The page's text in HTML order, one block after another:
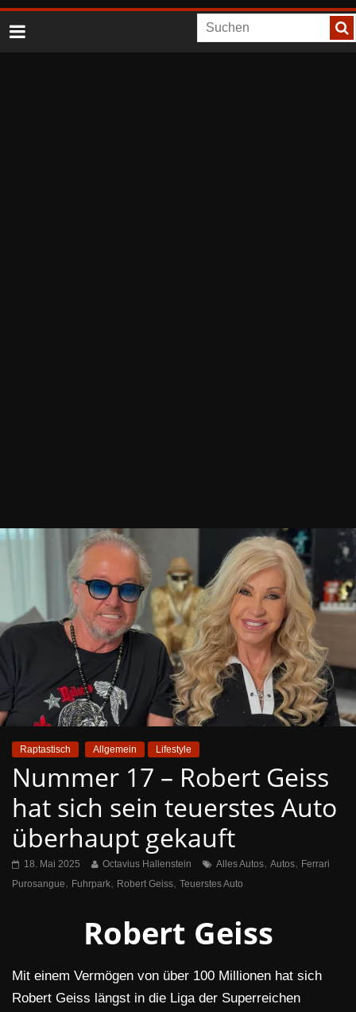
Raptastisch Allgemein Lifestyle
Nummer 17 – Robert Geiss
hat sich sein teuerstes Auto
überhaupt gekauft
18. Mai 2025 Octavius Hallenstein Alles Autos, Autos, Ferrari
Purosangue, Fuhrpark, Robert Geiss, Teuerstes Auto
Robert Geiss
Mit einem Vermögen von über 100 Millionen hat sich
Robert Geiss längst in die Liga der Superreichen